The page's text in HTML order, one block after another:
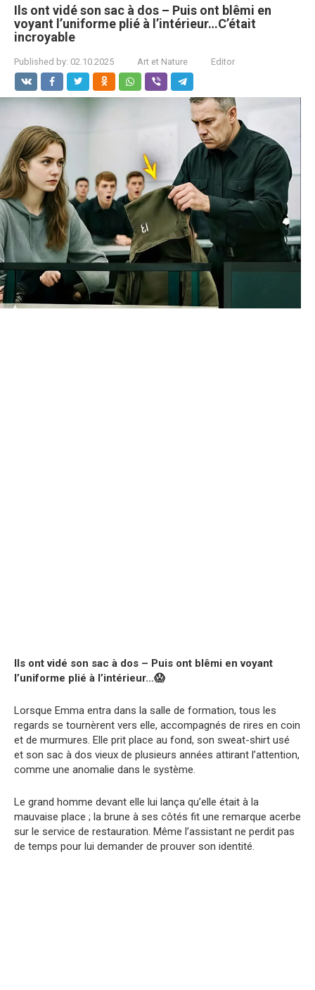
Ils ont vidé son sac à dos – Puis ont blêmi en
voyant l’uniforme plié à l’intérieur…C’était
incroyable
Published by: 02.10.2025 Art et Nature Editor
Ils ont vidé son sac à dos – Puis ont blêmi en voyant
l’uniforme plié à l’intérieur…😱
Lorsque Emma entra dans la salle de formation, tous les
regards se tournèrent vers elle, accompagnés de rires en coin
et de murmures. Elle prit place au fond, son sweat-shirt usé
et son sac à dos vieux de plusieurs années attirant l’attention,
comme une anomalie dans le système.
Le grand homme devant elle lui lança qu’elle était à la
mauvaise place ; la brune à ses côtés fit une remarque acerbe
sur le service de restauration. Même l’assistant ne perdit pas
de temps pour lui demander de prouver son identité.